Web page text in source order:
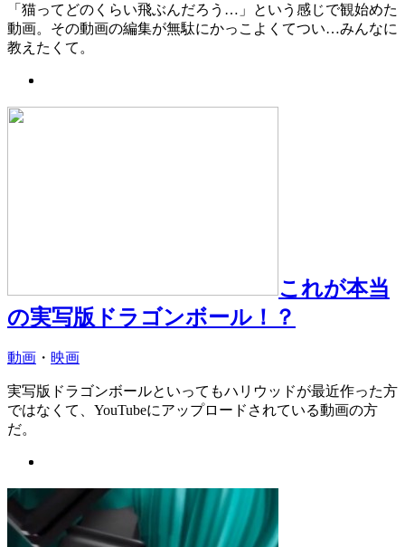
「猫ってどのくらい飛ぶんだろう…」という感じで観始めた
動画。その動画の編集が無駄にかっこよくてつい…みんなに
教えたくて。
これが本当
の実写版ドラゴンボール！？
動画 ・ 映画
実写版ドラゴンボールといってもハリウッドが最近作った方
ではなくて、YouTubeにアップロードされている動画の方
だ。